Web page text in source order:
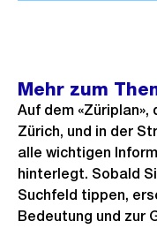
Mehr zum
Auf dem
Zürich, und in der
alle wichtigen
hinterlegt. Sobald
Suchfeld tippen,
Bedeutung und zur